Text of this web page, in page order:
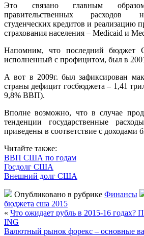
Это связано главным
правительственных расходов
студенческих кредитов и реализацию
страхования населения – Medicaid и
Напомним, что последний бюджет
исполненный с профицитом, был в
А вот в 2009г. был зафиксирован
страны дефицит госбюджета – 1,41
9,8% ВВП).
Вполне возможно, что в случае
тенденции государственные
приведены в соответствие с доходами
Читайте также:
ВВП США по годам
Госдолг США
Внешний долг США
Опубликовано в рубрике Финансы
бюджета сша 2015
« Что ожидает рубль в 2015-16 годах?
ING
Валютный рынок форекс – основные